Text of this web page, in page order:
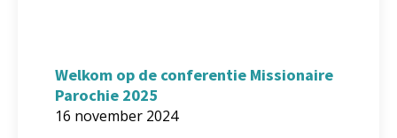
Welkom op de conferentie Missionaire
Parochie 2025
16 november 2024